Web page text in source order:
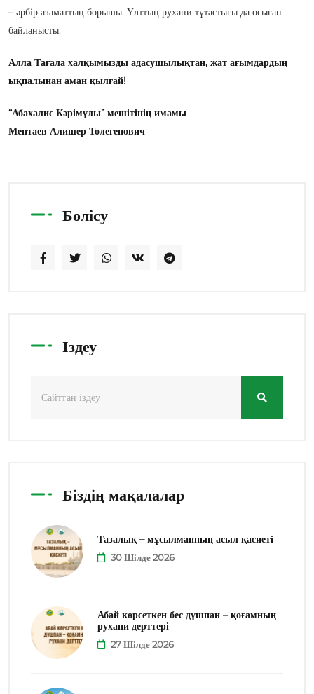
– әрбір азаматтың борышы. Ұлттың рухани тұтастығы да осыған
байланысты.
Алла Тағала халқымызды адасушылықтан, жат ағымдардың
ықпалынан аман қылғай!
“Абахалис Кәрімұлы” мешітінің имамы
Ментаев Алишер Толегенович
Бөлісу
Іздеу
Біздің мақалалар
Тазалық – мұсылманның асыл қасиеті
30 Шілде 2026
Абай көрсеткен бес дұшпан – қоғамның
рухани дерттері
27 Шілде 2026